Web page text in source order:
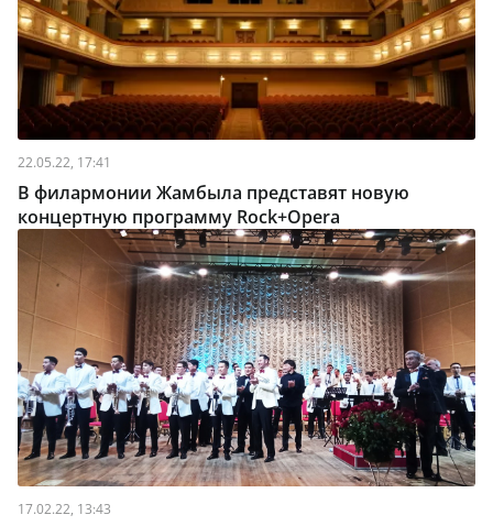
22.05.22, 17:41
В филармонии Жамбыла представят новую
концертную программу Rock+Opera
17.02.22, 13:43